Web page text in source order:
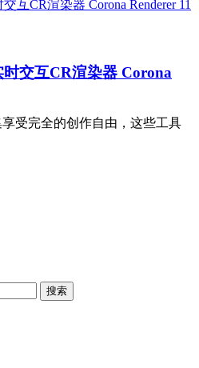
交互CR渲染器 Corona
享受完全的创作自由，这些工具